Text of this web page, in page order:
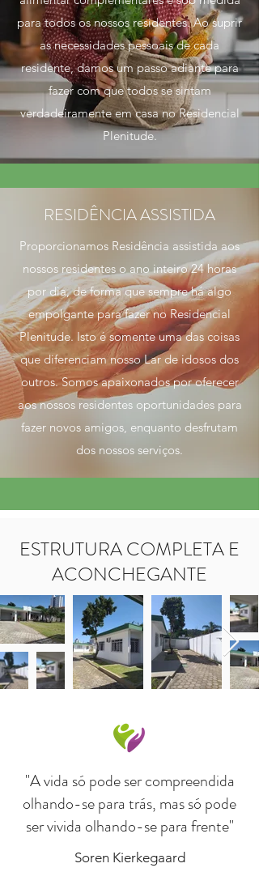
para todos os nossos residentes. Ao suprir
as necessidades pessoais de cada
residente, damos um passo adiante para
fazer com que todos se sintam
verdadeiramente em casa no Residencial
Plenitude.
RESIDÊNCIA ASSISTIDA
Proporcionamos Residência assistida aos
nossos residentes o ano inteiro 24 horas
por dia, de forma que sempre há algo
empolgante para fazer no Residencial
Plenitude. Isto é somente uma das coisas
que diferenciam nosso Lar de idosos dos
outros. Somos apaixonados por oferecer
aos nossos residentes oportunidades para
fazer novos amigos, enquanto desfrutam
dos nossos serviços.
ESTRUTURA COMPLETA E
ACONCHEGANTE
"A vida só pode ser compreendida
olhando-se para trás, mas só pode
ser vivida olhando-se para frente"
Soren Kierkegaard